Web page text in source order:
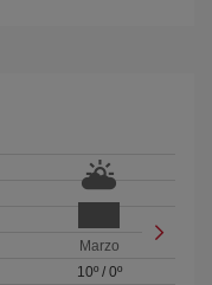
Marzo
10º/ 0º